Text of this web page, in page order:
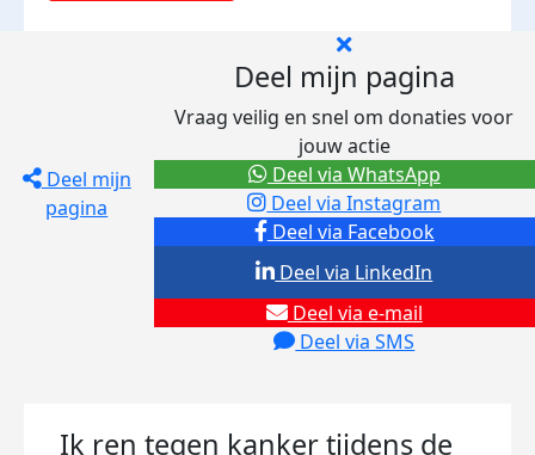
Deel mijn
pagina
Deel mijn pagina
Vraag veilig en snel om donaties voor
jouw actie
Deel via Facebook
Deel via Instagram
Deel via e-mail
Deel via SMS
Deel via LinkedIn
Deel via WhatsApp
Ik ren tegen kanker tijdens de